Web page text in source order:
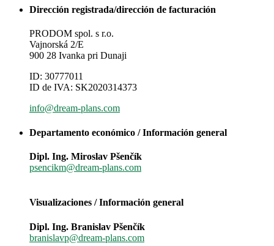
Dirección registrada/dirección de facturación
PRODOM spol. s r.o.
Vajnorská 2/E
900 28 Ivanka pri Dunaji
ID: 30777011
ID de IVA: SK2020314373
info@dream-plans.com
Departamento económico / Información general
Dipl. Ing. Miroslav Pšenčík
psencikm@dream-plans.com
Visualizaciones / Información general
Dipl. Ing. Branislav Pšenčík
branislavp@dream-plans.com